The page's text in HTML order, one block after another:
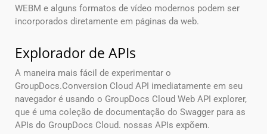
WEBM e alguns formatos de vídeo modernos podem ser
incorporados diretamente em páginas da web.
Explorador de APIs
A maneira mais fácil de experimentar o
GroupDocs.Conversion Cloud API imediatamente em seu
navegador é usando o GroupDocs Cloud Web API explorer,
que é uma coleção de documentação do Swagger para as
APIs do GroupDocs Cloud. nossas APIs expõem.